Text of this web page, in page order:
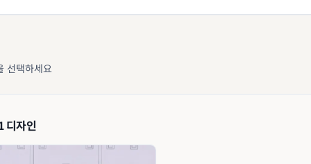
선택하세요
디자인